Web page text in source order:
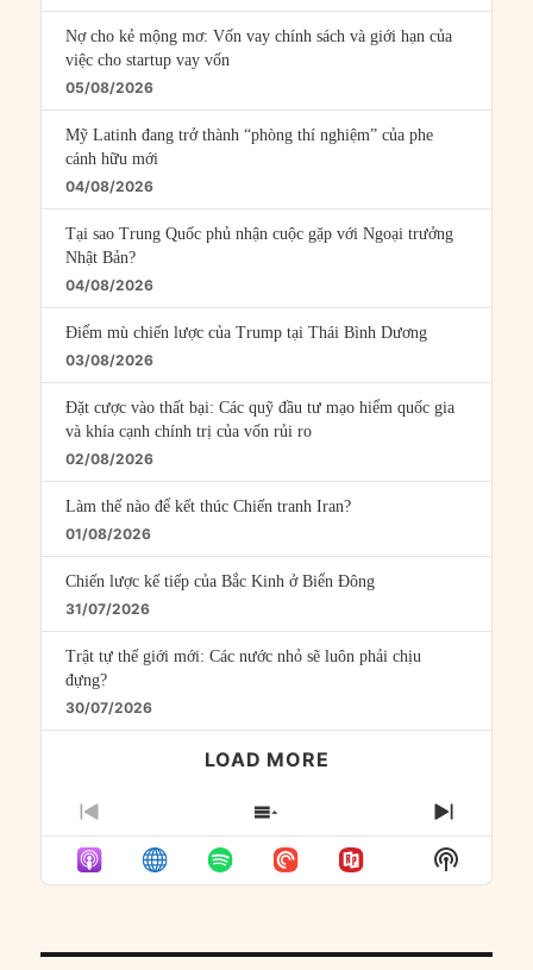
Nợ cho kẻ mộng mơ: Vốn vay chính sách và giới hạn của
việc cho startup vay vốn
05/08/2026
Mỹ Latinh đang trở thành “phòng thí nghiệm” của phe
cánh hữu mới
04/08/2026
Tại sao Trung Quốc phủ nhận cuộc gặp với Ngoại trưởng
Nhật Bản?
04/08/2026
Điểm mù chiến lược của Trump tại Thái Bình Dương
03/08/2026
Đặt cược vào thất bại: Các quỹ đầu tư mạo hiểm quốc gia
và khía cạnh chính trị của vốn rủi ro
02/08/2026
Làm thế nào để kết thúc Chiến tranh Iran?
01/08/2026
Chiến lược kế tiếp của Bắc Kinh ở Biển Đông
31/07/2026
Trật tự thế giới mới: Các nước nhỏ sẽ luôn phải chịu
đựng?
30/07/2026
LOAD MORE
PREVIOUS
EPISODE
SHOW
EPISODES
LIST
NEXT
Show
Podcast